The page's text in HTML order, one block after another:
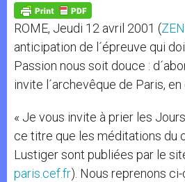
p
p
g
e
r
o
k
ROME, Jeudi 12 avril 2001 (
anticipation de l´épreuve qui
Passion nous soit douce :
invite l´archevêque de Paris, en
« Je vous invite à prier les
ce titre que les méditations du
Lustiger sont publiées par le
paris.cef.fr). Nous reprenons